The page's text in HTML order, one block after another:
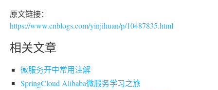
原文链接：
https://www.cnblogs.com/yinjihuan/p/10487835.html
相关文章
微服务开中常用注解
SpringCloud Alibaba微服务学习之旅